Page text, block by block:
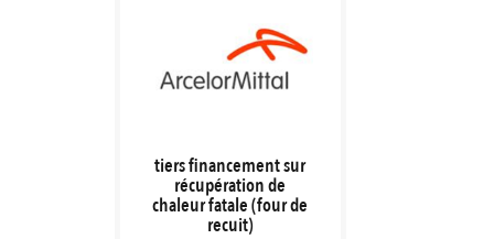
tiers financement sur
récupération de
chaleur fatale (four de
recuit)